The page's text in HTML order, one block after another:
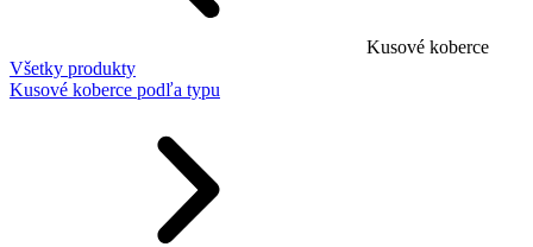
Kusové koberce
Všetky produkty
Kusové koberce podľa typu